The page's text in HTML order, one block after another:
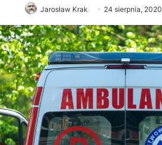
Jarosław Krak 24 sierpnia, 2020